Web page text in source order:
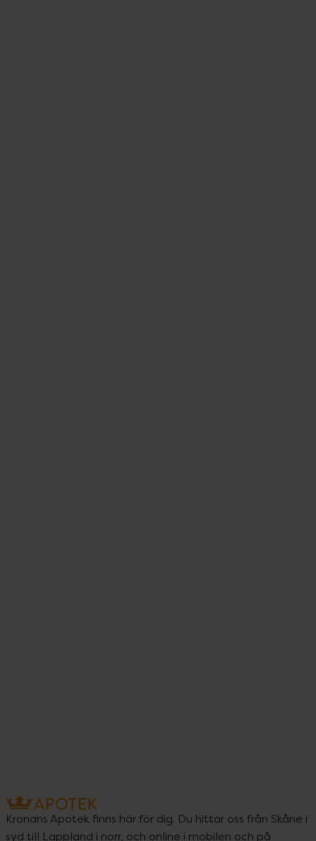
Kronans Apotek finns här för dig. Du hittar oss från Skåne i
syd till Lappland i norr, och online i mobilen och på